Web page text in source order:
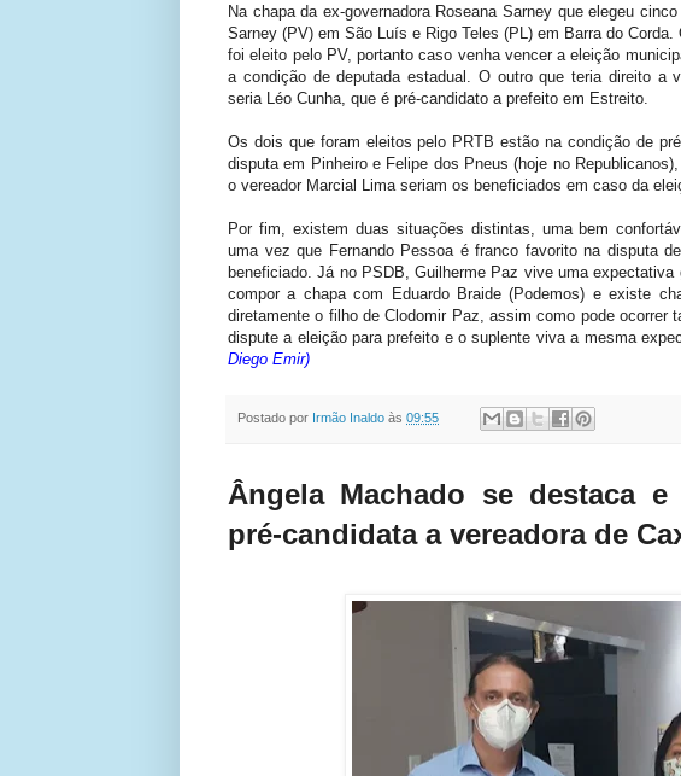
Na chapa da ex-governadora Roseana Sarney que elegeu
Sarney (PV) em São Luís e Rigo Teles (PL) em Barra do
foi eleito pelo PV, portanto caso venha vencer a eleição
a condição de deputada estadual. O outro que teria direito a
seria Léo Cunha, que é pré-candidato a prefeito em Estreito.
Os dois que foram eleitos pelo PRTB estão na condição de
disputa em Pinheiro e Felipe dos Pneus (hoje no
o vereador Marcial Lima seriam os beneficiados em caso da
Por fim, existem duas situações distintas, uma bem
uma vez que Fernando Pessoa é franco favorito na disputa
beneficiado. Já no PSDB, Guilherme Paz vive uma
compor a chapa com Eduardo Braide (Podemos) e existe
diretamente o filho de Clodomir Paz, assim como pode ocorrer
dispute a eleição para prefeito e o suplente viva a mesma
Diego Emir)
Postado por Irmão Inaldo às 09:55
Ângela Machado se destaca
pré-candidata a vereadora de